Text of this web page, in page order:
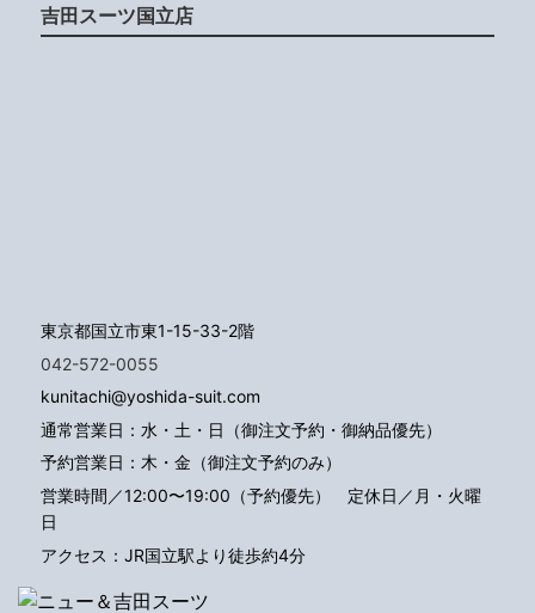
吉田スーツ国立店
東京都国立市東1-15-33-2階
042-572-0055
kunitachi@yoshida-suit.com
通常営業日：水・土・日（御注文予約・御納品優先）
予約営業日：木・金（御注文予約のみ）
営業時間／12:00〜19:00（予約優先） 定休日／月・火曜
日
アクセス：JR国立駅より徒歩約4分